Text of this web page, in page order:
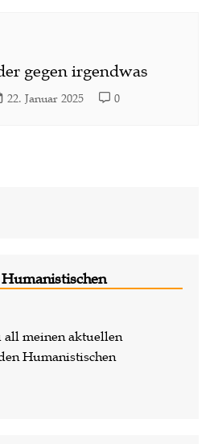
gegen irgendwas
22. Januar 2025 0
meinen aktuellen
Humanistischen